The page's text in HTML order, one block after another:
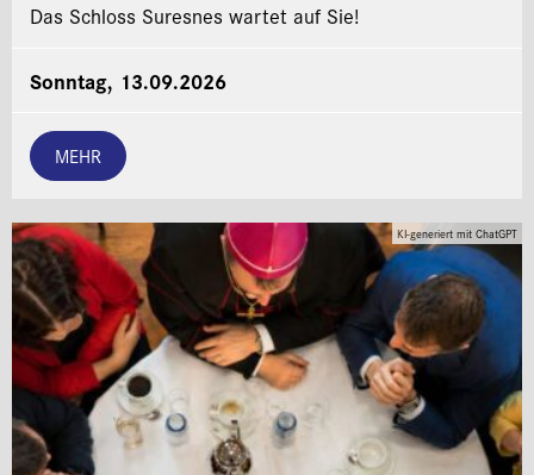
Das Schloss Suresnes wartet auf Sie!
Sonntag, 13.09.2026
MEHR
KI-generiert mit ChatGPT